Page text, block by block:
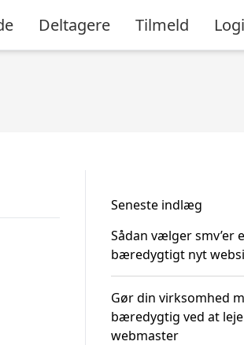
Deltagere Tilmeld
Seneste indlæg
Sådan vælger smv’er
bæredygtigt nyt
Gør din virksomhed
bæredygtig ved at
webmaster